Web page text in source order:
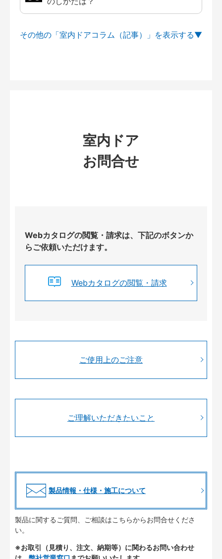
その他の「室内ドアコラム（記事）」を
室内ドア
お問合せ
Webカタログの閲覧・請求は、下記のボタンか
らご依頼いただけます。
Webカタログの閲覧・請求
ご使用上のご注意
ご理解いただきたいこと
製品情報・仕様・施工について
製品に関するご質問、ご相談はこちらからお問合せくださ
い。
※お取引（見積り、注文、納期等）に関わるお問い合わせ